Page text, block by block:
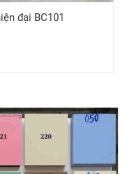
đại BC101